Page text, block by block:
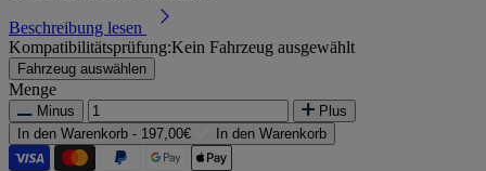
Beschreibung lesen
Kompatibilitätsprüfung:Kein Fahrzeug ausgewählt
Fahrzeug auswählen
Menge
Minus
Plus
In den Warenkorb - 197,00€ In den Warenkorb